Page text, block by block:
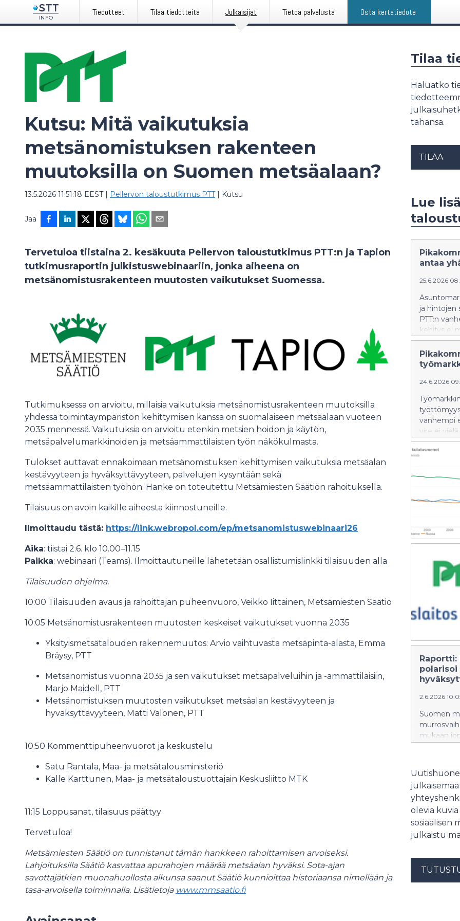
Tiedotteet Tilaa tiedotteita Julkaisijat Tietoa palvelusta Osta kertatiedote
Kutsu: Mitä vaikutuksia
metsänomistuksen rakenteen
muutoksilla on Suomen metsäalaan?
13.5.2026 11:51:18 EEST| Pellervon taloustutkimus PTT | Kutsu
Jaa
Tervetuloa tiistaina 2. kesäkuuta Pellervon taloustutkimus PTT:n ja Tapion
tutkimusraportin julkistuswebinaariin, jonka aiheena on
metsänomistusrakenteen muutosten vaikutukset Suomessa.
Tutkimuksessa on arvioitu, millaisia vaikutuksia metsänomistusrakenteen muutoksilla
yhdessä toimintaympäristön kehittymisen kanssa on suomalaiseen metsäalaan vuoteen
2035 mennessä. Vaikutuksia on arvioitu etenkin metsien hoidon ja käytön,
metsäpalvelumarkkinoiden ja metsäammattilaisten työn näkökulmasta.
Tulokset auttavat ennakoimaan metsänomistuksen kehittymisen vaikutuksia metsäalan
kestävyyteen ja hyväksyttävyyteen, palvelujen kysyntään sekä
metsäammattilaisten työhön. Hanke on toteutettu Metsämiesten Säätiön rahoituksella.
Tilaisuus on avoin kaikille aiheesta kiinnostuneille.
Ilmoittaudu tästä: https://link.webropol.com/ep/metsanomistuswebinaari26
Aika: tiistai 2.6. klo 10.00–11.15
Paikka: webinaari (Teams). Ilmoittautuneille lähetetään osallistumislinkki tilaisuuden alla
Tilaisuuden ohjelma.
10:00 Tilaisuuden avaus ja rahoittajan puheenvuoro, Veikko Iittainen, Metsämiesten Säätiö
10:05 Metsänomistusrakenteen muutosten keskeiset vaikutukset vuonna 2035
Yksityismetsätalouden rakennemuutos: Arvio vaihtuvasta metsäpinta-alasta, Emma
Bräysy, PTT
Metsänomistus vuonna 2035 ja sen vaikutukset metsäpalveluihin ja -ammattilaisiin,
Marjo Maidell, PTT
Metsänomistuksen muutosten vaikutukset metsäalan kestävyyteen ja
hyväksyttävyyteen, Matti Valonen, PTT
10:50 Kommenttipuheenvuorot ja keskustelu
Satu Rantala, Maa- ja metsätalousministeriö
Kalle Karttunen, Maa- ja metsätaloustuottajain Keskusliitto MTK
11:15 Loppusanat, tilaisuus päättyy
Tervetuloa!
Metsämiesten Säätiö on tunnistanut tämän hankkeen rahoittamisen arvoiseksi.
Lahjoituksilla Säätiö kasvattaa apurahojen määrää metsäalan hyväksi. Sota-ajan
savottajätkien muonahuollosta alkunsa saanut Säätiö kunnioittaa historiaansa nimellään ja
tasa-arvoisella toiminnalla. Lisätietoja www.mmsaatio.fi
Tilaa
Haluatko
tahansa.
TILAA
Lue
antaa
25.6.2026
ja hintojen
PTT:n
kehitys ei
24.6.2026
vanhempi
vire ei
polarisoi
2.6.2026
Suomen
mukaan
olevia
sosiaalisen
julkaistu